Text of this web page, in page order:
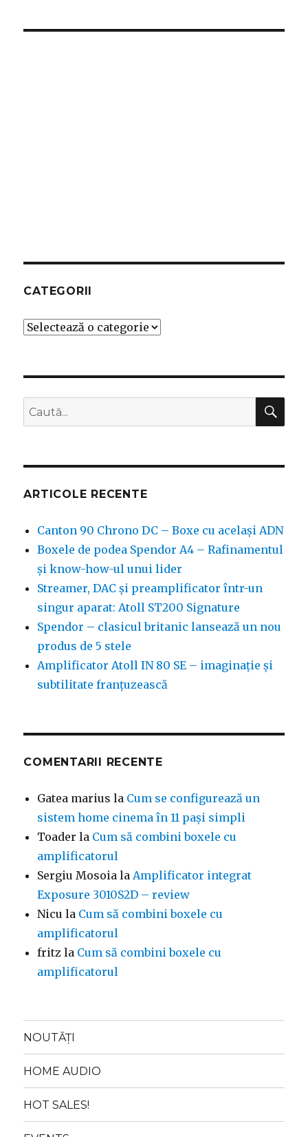
CATEGORII
Categorii
Caută
după:
ARTICOLE RECENTE
Canton 90 Chrono DC – Boxe cu același ADN
Boxele de podea Spendor A4 – Rafinamentul
și know-how-ul unui lider
Streamer, DAC și preamplificator într-un
singur aparat: Atoll ST200 Signature
Spendor – clasicul britanic lansează un nou
produs de 5 stele
Amplificator Atoll IN 80 SE – imaginație și
subtilitate franțuzească
COMENTARII RECENTE
Gatea marius la Cum se configurează un
sistem home cinema în 11 pași simpli
Toader la Cum să combini boxele cu
amplificatorul
Sergiu Mosoia laAmplificator integrat
Exposure 3010S2D – review
Nicu la Cum să combini boxele cu
amplificatorul
fritz la Cum să combini boxele cu
amplificatorul
NOUTĂȚI
HOME AUDIO
HOT SALES!